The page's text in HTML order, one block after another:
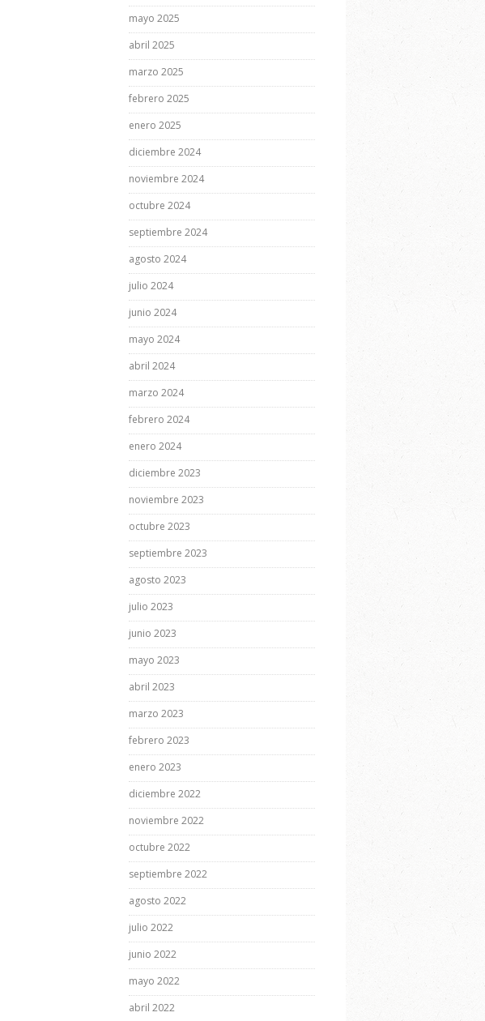
mayo 2025
abril 2025
marzo 2025
febrero 2025
enero 2025
diciembre 2024
noviembre 2024
octubre 2024
septiembre 2024
agosto 2024
julio 2024
junio 2024
mayo 2024
abril 2024
marzo 2024
febrero 2024
enero 2024
diciembre 2023
noviembre 2023
octubre 2023
septiembre 2023
agosto 2023
julio 2023
junio 2023
mayo 2023
abril 2023
marzo 2023
febrero 2023
enero 2023
diciembre 2022
noviembre 2022
octubre 2022
septiembre 2022
agosto 2022
julio 2022
junio 2022
mayo 2022
abril 2022